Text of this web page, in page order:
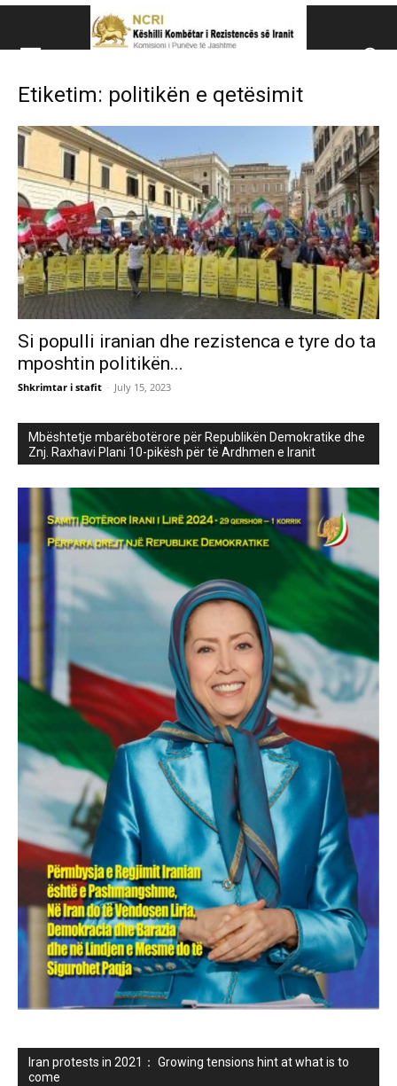
Këshillit Kombëtar të
Këshillit Kombëtar të Rezistencës së Iranit (NCRI)
Etiketim: politikën e qetësimit
Si populli iranian dhe rezistenca e tyre do ta
mposhtin politikën...
Shkrimtar i stafit - July 15, 2023
Mbështetje mbarëbotërore për Republikën Demokratike dhe
Znj. Raxhavi Plani 10-pikësh për të Ardhmen e Iranit
Iran protests in 2021： Growing tensions hint at what is to
come